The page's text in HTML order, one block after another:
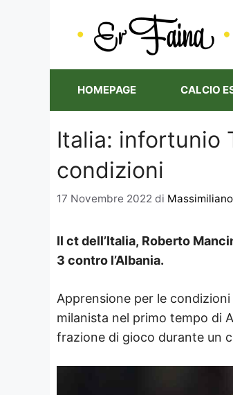
HOMEPAGE CALCIO
Italia: infortunio
condizioni
17 Novembre 2022 di Massimiliano
Il ct dell’Italia, Roberto
3 contro l’Albania.
Apprensione per le
milanista nel primo tempo di
frazione di gioco durante un